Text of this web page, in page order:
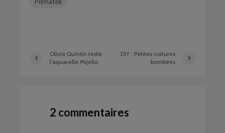
Olivia Quintin teste
l’aquarelle Mijello
DIY : Petites voitures
bombées
2 commentaires